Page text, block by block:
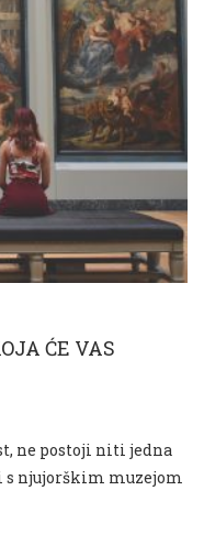
ĆE VAS
ne postoji niti jedna
njujorškim muzejom